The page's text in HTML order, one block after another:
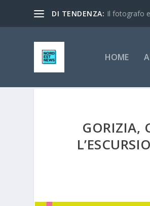
DI TENDENZA: Il fotografo
HOME
GORIZIA,